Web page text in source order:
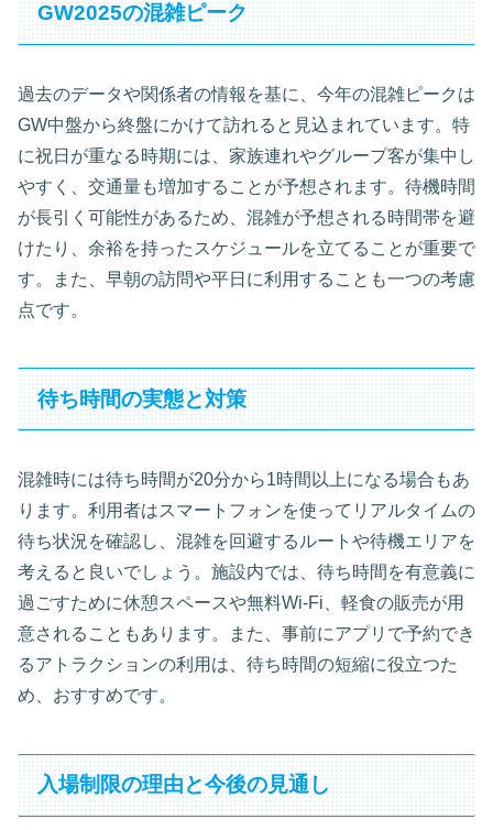
GW2025の混雑ピーク
過去のデータや関係者の情報を基に、今年の混雑ピークは
GW中盤から終盤にかけて訪れると見込まれています。特
に祝日が重なる時期には、家族連れやグループ客が集中し
やすく、交通量も増加することが予想されます。待機時間
が長引く可能性があるため、混雑が予想される時間帯を避
けたり、余裕を持ったスケジュールを立てることが重要で
す。また、早朝の訪問や平日に利用することも一つの考慮
点です。
待ち時間の実態と対策
混雑時には待ち時間が20分から1時間以上になる場合もあ
ります。利用者はスマートフォンを使ってリアルタイムの
待ち状況を確認し、混雑を回避するルートや待機エリアを
考えると良いでしょう。施設内では、待ち時間を有意義に
過ごすために休憩スペースや無料Wi-Fi、軽食の販売が用
意されることもあります。また、事前にアプリで予約でき
るアトラクションの利用は、待ち時間の短縮に役立つた
め、おすすめです。
入場制限の理由と今後の見通し